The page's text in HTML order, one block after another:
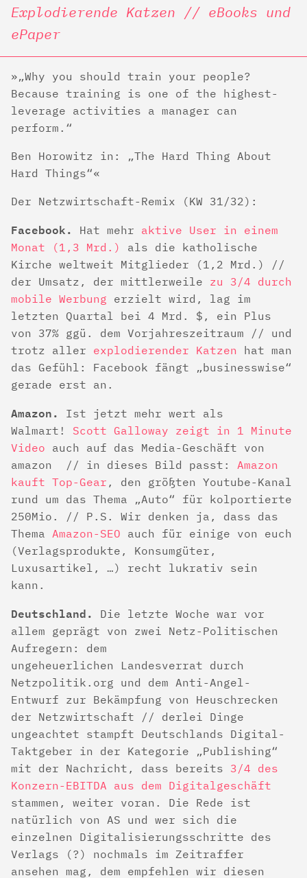
Explodierende Katzen // eBooks und
ePaper
„Why you should train your people?
Because training is one of the highest-
leverage activities a manager can
perform.“
Ben Horowitz in: „The Hard Thing About
Hard Things“
Der Netzwirtschaft-Remix (KW 31/32):
Facebook. Hat mehr aktive User in einem
Monat (1,3 Mrd.)
als die katholische
Kirche weltweit Mitglieder (1,2 Mrd.) //
der Umsatz, der mittlerweile zu 3/4 durch
mobile Werbung erzielt wird, lag im
letzten Quartal bei 4 Mrd. $, ein Plus
von 37% ggü. dem Vorjahreszeitraum // und
trotz aller explodierender Katzen hat man
das Gefühl: Facebook fängt „businesswise“
gerade erst an.
Amazon.
Ist jetzt mehr wert als
Walmart! Scott Galloway zeigt in 1 Minute
Video auch auf das Media-Geschäft von
amazon // in dieses Bild passt: Amazon
kauft Top-Gear , den größten Youtube-Kanal
rund um das Thema „Auto“ für kolportierte
250Mio. // P.S. Wir denken ja, dass das
Thema Amazon-SEO auch für einige von euch
(Verlagsprodukte, Konsumgüter,
Luxusartikel, …) recht lukrativ sein
kann.
Deutschland.
Die letzte Woche war vor
allem geprägt von zwei Netz-Politischen
Aufregern: dem
ungeheuerlichen Landesverrat durch
Netzpolitik.org und dem Anti-Angel-
Entwurf zur Bekämpfung von Heuschrecken
der Netzwirtschaft // derlei Dinge
ungeachtet stampft Deutschlands Digital-
Taktgeber in der Kategorie „Publishing“
mit der Nachricht, dass bereits 3/4 des
Konzern-EBITDA aus dem Digitalgeschäft
stammen, weiter voran. Die Rede ist
natürlich von AS und wer sich die
einzelnen Digitalisierungsschritte des
Verlags (?) nochmals im Zeitraffer
ansehen mag, dem empfehlen wir diesen